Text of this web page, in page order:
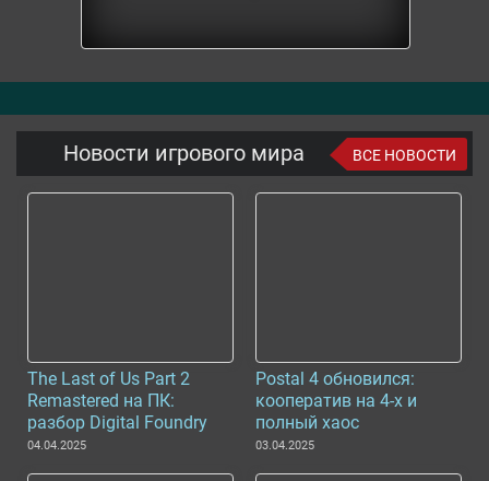
Новости игрового мира ВСЕ НОВОСТИ
The Last of Us Part 2
Remastered на ПК:
разбор Digital Foundry
04.04.2025
Postal 4 обновился:
кооператив на 4-х и
полный хаос
03.04.2025